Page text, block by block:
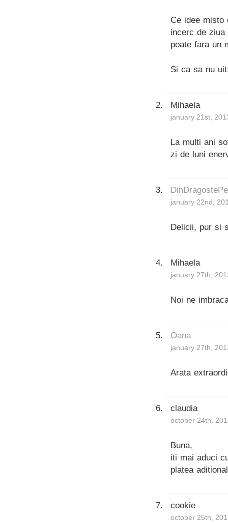
Ce idee misto
incerc de
poate fara un
Si ca sa nu
Mihaela
january 21st,
La multi ani
zi de luni
january 22nd,
Delicii, pur si
Mihaela
january 27th,
Noi ne
Oana
january 27th,
Arata
claudia
october 24th,
Buna,
iti mai aduci
platea
cookie
october 25th,